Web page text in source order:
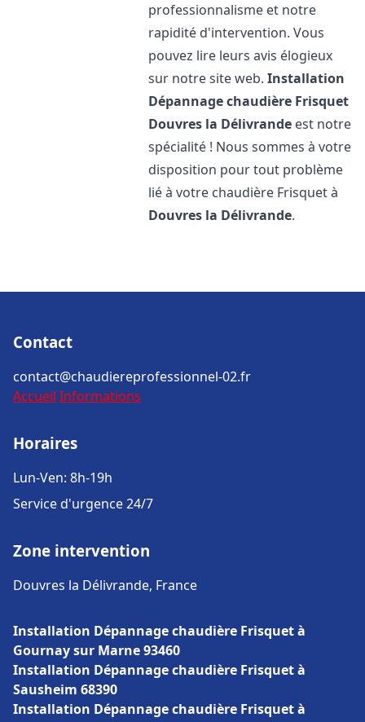
professionnalisme et notre
rapidité d'intervention. Vous
pouvez lire leurs avis élogieux
sur notre site web.Installation
Dépannage chaudière Frisquet
Douvres la Délivrande est notre
spécialité ! Nous sommes à votre
disposition pour tout problème
lié à votre chaudière Frisquet à
Douvres la Délivrande.
Contact
contact@chaudiereprofessionnel-02.fr
Accueil Informations
Horaires
Lun-Ven: 8h-19h
Service d'urgence 24/7
Zone intervention
Douvres la Délivrande, France
Installation Dépannage chaudière Frisquet à
Gournay sur Marne 93460
Installation Dépannage chaudière Frisquet à
Sausheim 68390
Installation Dépannage chaudière Frisquet à